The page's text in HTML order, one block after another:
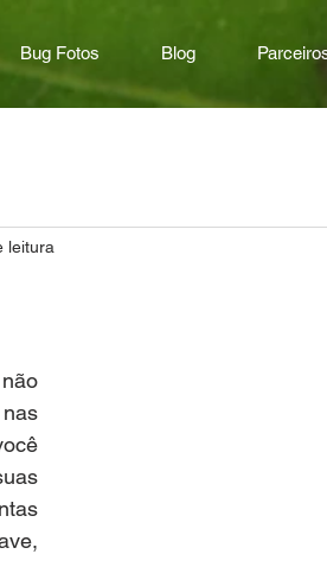
Bug Fotos Blog
leitura